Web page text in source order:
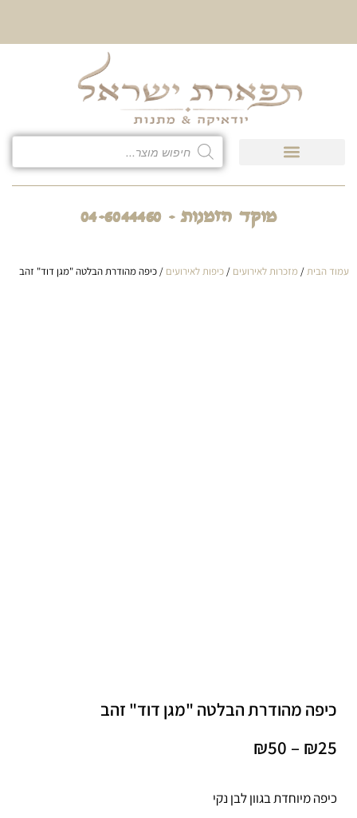
מוקד הזמנות - 04-6044460
עמוד הבית/ מזכרות לאירועים / כיפות לאירועים / כיפה מהודרת הבלטה "מגן דוד" זהב
כיפה מהודרת הבלטה "מגן דוד" זהב
₪25
–
₪50
כיפה מיוחדת בגוון לבן נקי